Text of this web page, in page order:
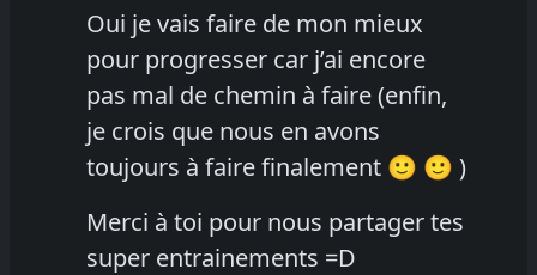
Oui je vais faire de mon mieux
pour progresser car j’ai encore
pas mal de chemin à faire (enfin,
je crois que nous en avons
toujours à faire finalement 🙂 🙂 )
Merci à toi pour nous partager tes
super entrainements =D